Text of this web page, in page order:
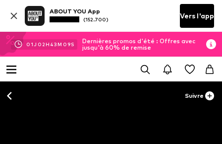
ABOUT YOU App
(152.700) Vers l'app
01J 02H 43M 09S
Dernières promos d'été : Offres avec
jusqu'à 60% de remise
Suivre